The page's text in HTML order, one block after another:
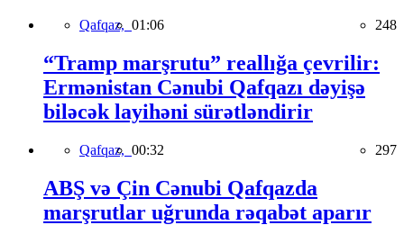
Qafqaz, 01:06 248
“Tramp marşrutu” reallığa çevrilir:
Ermənistan Cənubi Qafqazı dəyişə
biləcək layihəni sürətləndirir
Qafqaz, 00:32 297
ABŞ və Çin Cənubi Qafqazda
marşrutlar uğrunda rəqabət aparır